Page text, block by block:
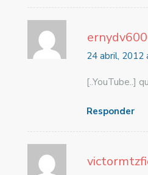
24 abril, 2012
[..YouTube..]
Responder